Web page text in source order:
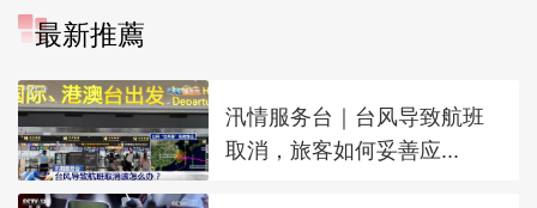
最新推薦
汛情服务台｜台风导致航班
取消，旅客如何妥善应...